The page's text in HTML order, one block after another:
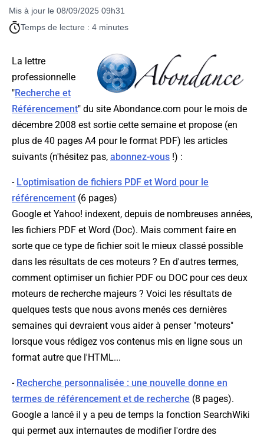
Mis à jour le 08/09/2025 09h31
Temps de lecture : 4 minutes
La lettre
professionnelle
"Recherche et
Référencement" du site Abondance.com pour le mois de
décembre 2008 est sortie cette semaine et propose (en
plus de 40 pages A4 pour le format PDF) les articles
suivants (n'hésitez pas, abonnez-vous !) :
- L'optimisation de fichiers PDF et Word pour le
référencement (6 pages)
Google et Yahoo! indexent, depuis de nombreuses années,
les fichiers PDF et Word (Doc). Mais comment faire en
sorte que ce type de fichier soit le mieux classé possible
dans les résultats de ces moteurs ? En d'autres termes,
comment optimiser un fichier PDF ou DOC pour ces deux
moteurs de recherche majeurs ? Voici les résultats de
quelques tests que nous avons menés ces dernières
semaines qui devraient vous aider à penser "moteurs"
lorsque vous rédigez vos contenus mis en ligne sous un
format autre que l'HTML...
- Recherche personnalisée : une nouvelle donne en
termes de référencement et de recherche (8 pages).
Google a lancé il y a peu de temps la fonction SearchWiki
qui permet aux internautes de modifier l'ordre des